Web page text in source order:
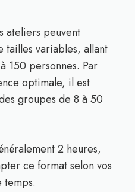
ateliers peuvent
tailles variables, allant
150 personnes. Par
optimale, il est
groupes de 8 à 50
2 heures,
ce format selon vos
temps.